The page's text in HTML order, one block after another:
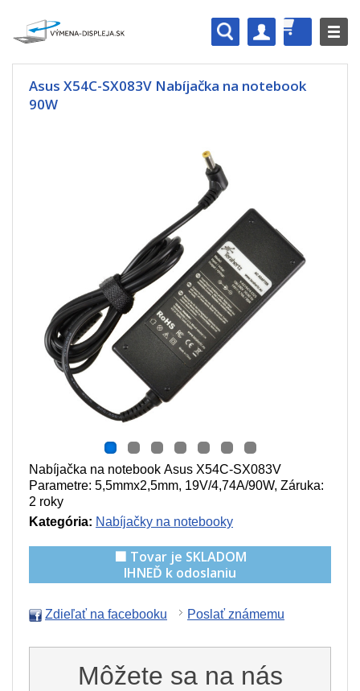
Asus X54C-SX083V Nabíjačka na notebook
90W
Nabíjačka na notebook Asus X54C-SX083V
Parametre: 5,5mmx2,5mm, 19V/4,74A/90W, Záruka:
2 roky
Kategória: Nabíjačky na notebooky
🟩 Tovar je SKLADOM
IHNEĎ k odoslaniu
Zdieľať na facebooku Poslať známemu
Môžete sa na nás